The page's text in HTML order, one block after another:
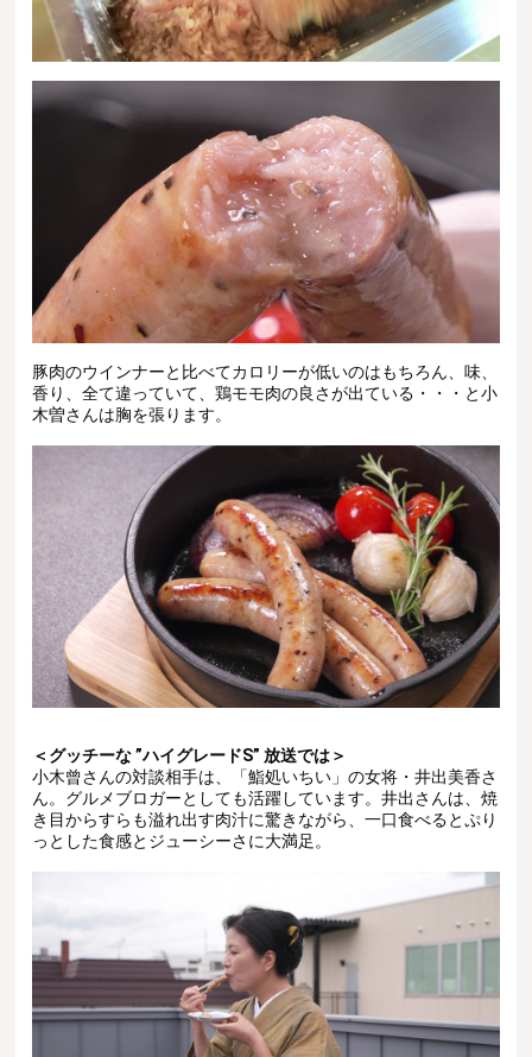
豚肉のウインナーと比べてカロリーが低いのはもちろん、味、
香り、全て違っていて、鶏モモ肉の良さが出ている・・・と小
木曽さんは胸を張ります。
＜グッチーな ”ハイグレードS” 放送では＞
小木曾さんの対談相手は、「鮨処いちい」の女将・井出美香さ
ん。 グルメブロガーとしても活躍しています。井出さんは、焼
き目からすらも溢れ出す肉汁に驚きながら、一口食べるとぷり
っとした食感とジューシーさに大満足。